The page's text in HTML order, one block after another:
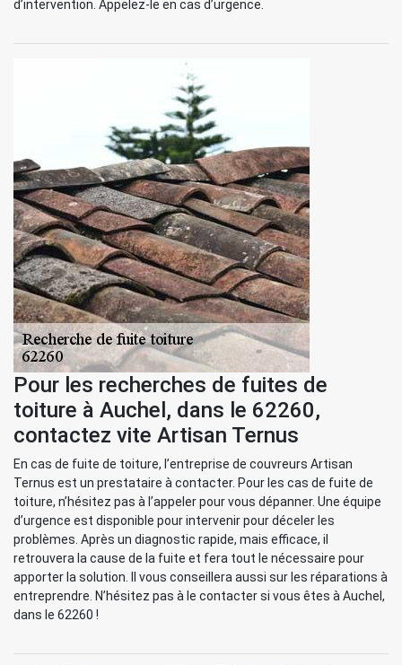
d’intervention. Appelez-le en cas d’urgence.
Pour les recherches de fuites de
toiture à Auchel, dans le 62260,
contactez vite Artisan Ternus
En cas de fuite de toiture, l’entreprise de couvreurs Artisan
Ternus est un prestataire à contacter. Pour les cas de fuite de
toiture, n’hésitez pas à l’appeler pour vous dépanner. Une équipe
d’urgence est disponible pour intervenir pour déceler les
problèmes. Après un diagnostic rapide, mais efficace, il
retrouvera la cause de la fuite et fera tout le nécessaire pour
apporter la solution. Il vous conseillera aussi sur les réparations à
entreprendre. N’hésitez pas à le contacter si vous êtes à Auchel,
dans le 62260 !